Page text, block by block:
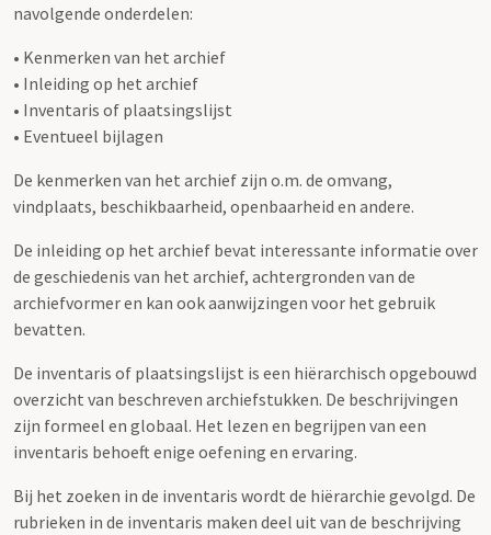
navolgende onderdelen:
• Kenmerken van het archief
• Inleiding op het archief
• Inventaris of plaatsingslijst
• Eventueel bijlagen
De kenmerken van het archief zijn o.m. de omvang,
vindplaats, beschikbaarheid, openbaarheid en andere.
De inleiding op het archief bevat interessante informatie over
de geschiedenis van het archief, achtergronden van de
archiefvormer en kan ook aanwijzingen voor het gebruik
bevatten.
De inventaris of plaatsingslijst is een hiërarchisch opgebouwd
overzicht van beschreven archiefstukken. De beschrijvingen
zijn formeel en globaal. Het lezen en begrijpen van een
inventaris behoeft enige oefening en ervaring.
Bij het zoeken in de inventaris wordt de hiërarchie gevolgd. De
rubrieken in de inventaris maken deel uit van de beschrijving